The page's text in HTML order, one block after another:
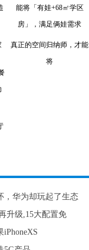
真正的空间归纳师，才能
将
，华为却玩起了生态
升级,15大配置免
iPhoneXS